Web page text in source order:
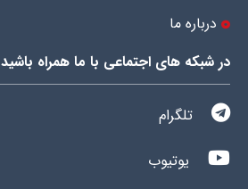
درباره ما
در شبکه های اجتماعی با ما همراه باشید
تلگرام
یوتیوب